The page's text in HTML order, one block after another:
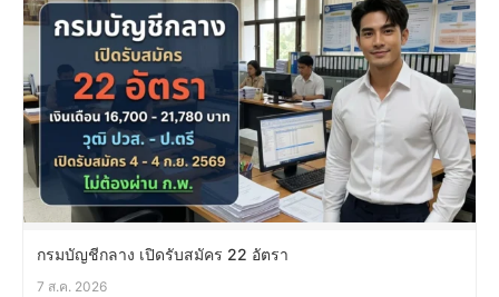
กรมบัญชีกลาง เปิดรับสมัคร 22 อัตรา
7 ส.ค. 2026